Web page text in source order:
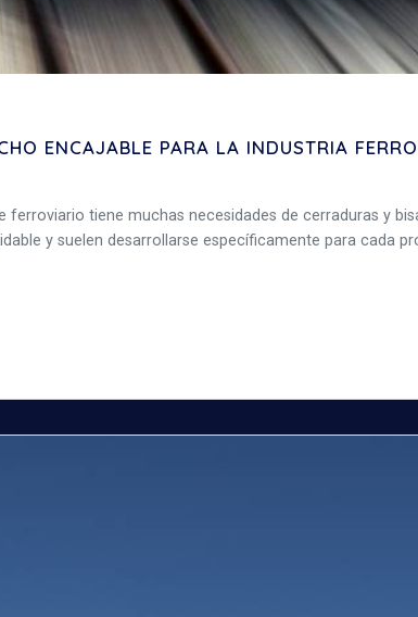
ENCAJABLE PARA LA INDUSTRIA
ferroviario tiene muchas necesidades de cerraduras y
y suelen desarrollarse específicamente para cada